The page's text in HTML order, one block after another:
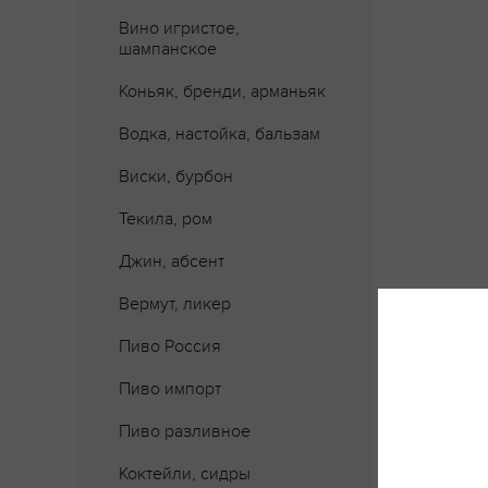
Вино игристое,
шампанское
Коньяк, бренди, арманьяк
Водка, настойка, бальзам
Виски, бурбон
Текила, ром
Джин, абсент
Вермут, ликер
Пиво Россия
Пиво импорт
Пиво разливное
Коктейли, сидры